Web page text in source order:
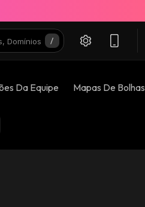
Da Equipe Mapas De Bolhas